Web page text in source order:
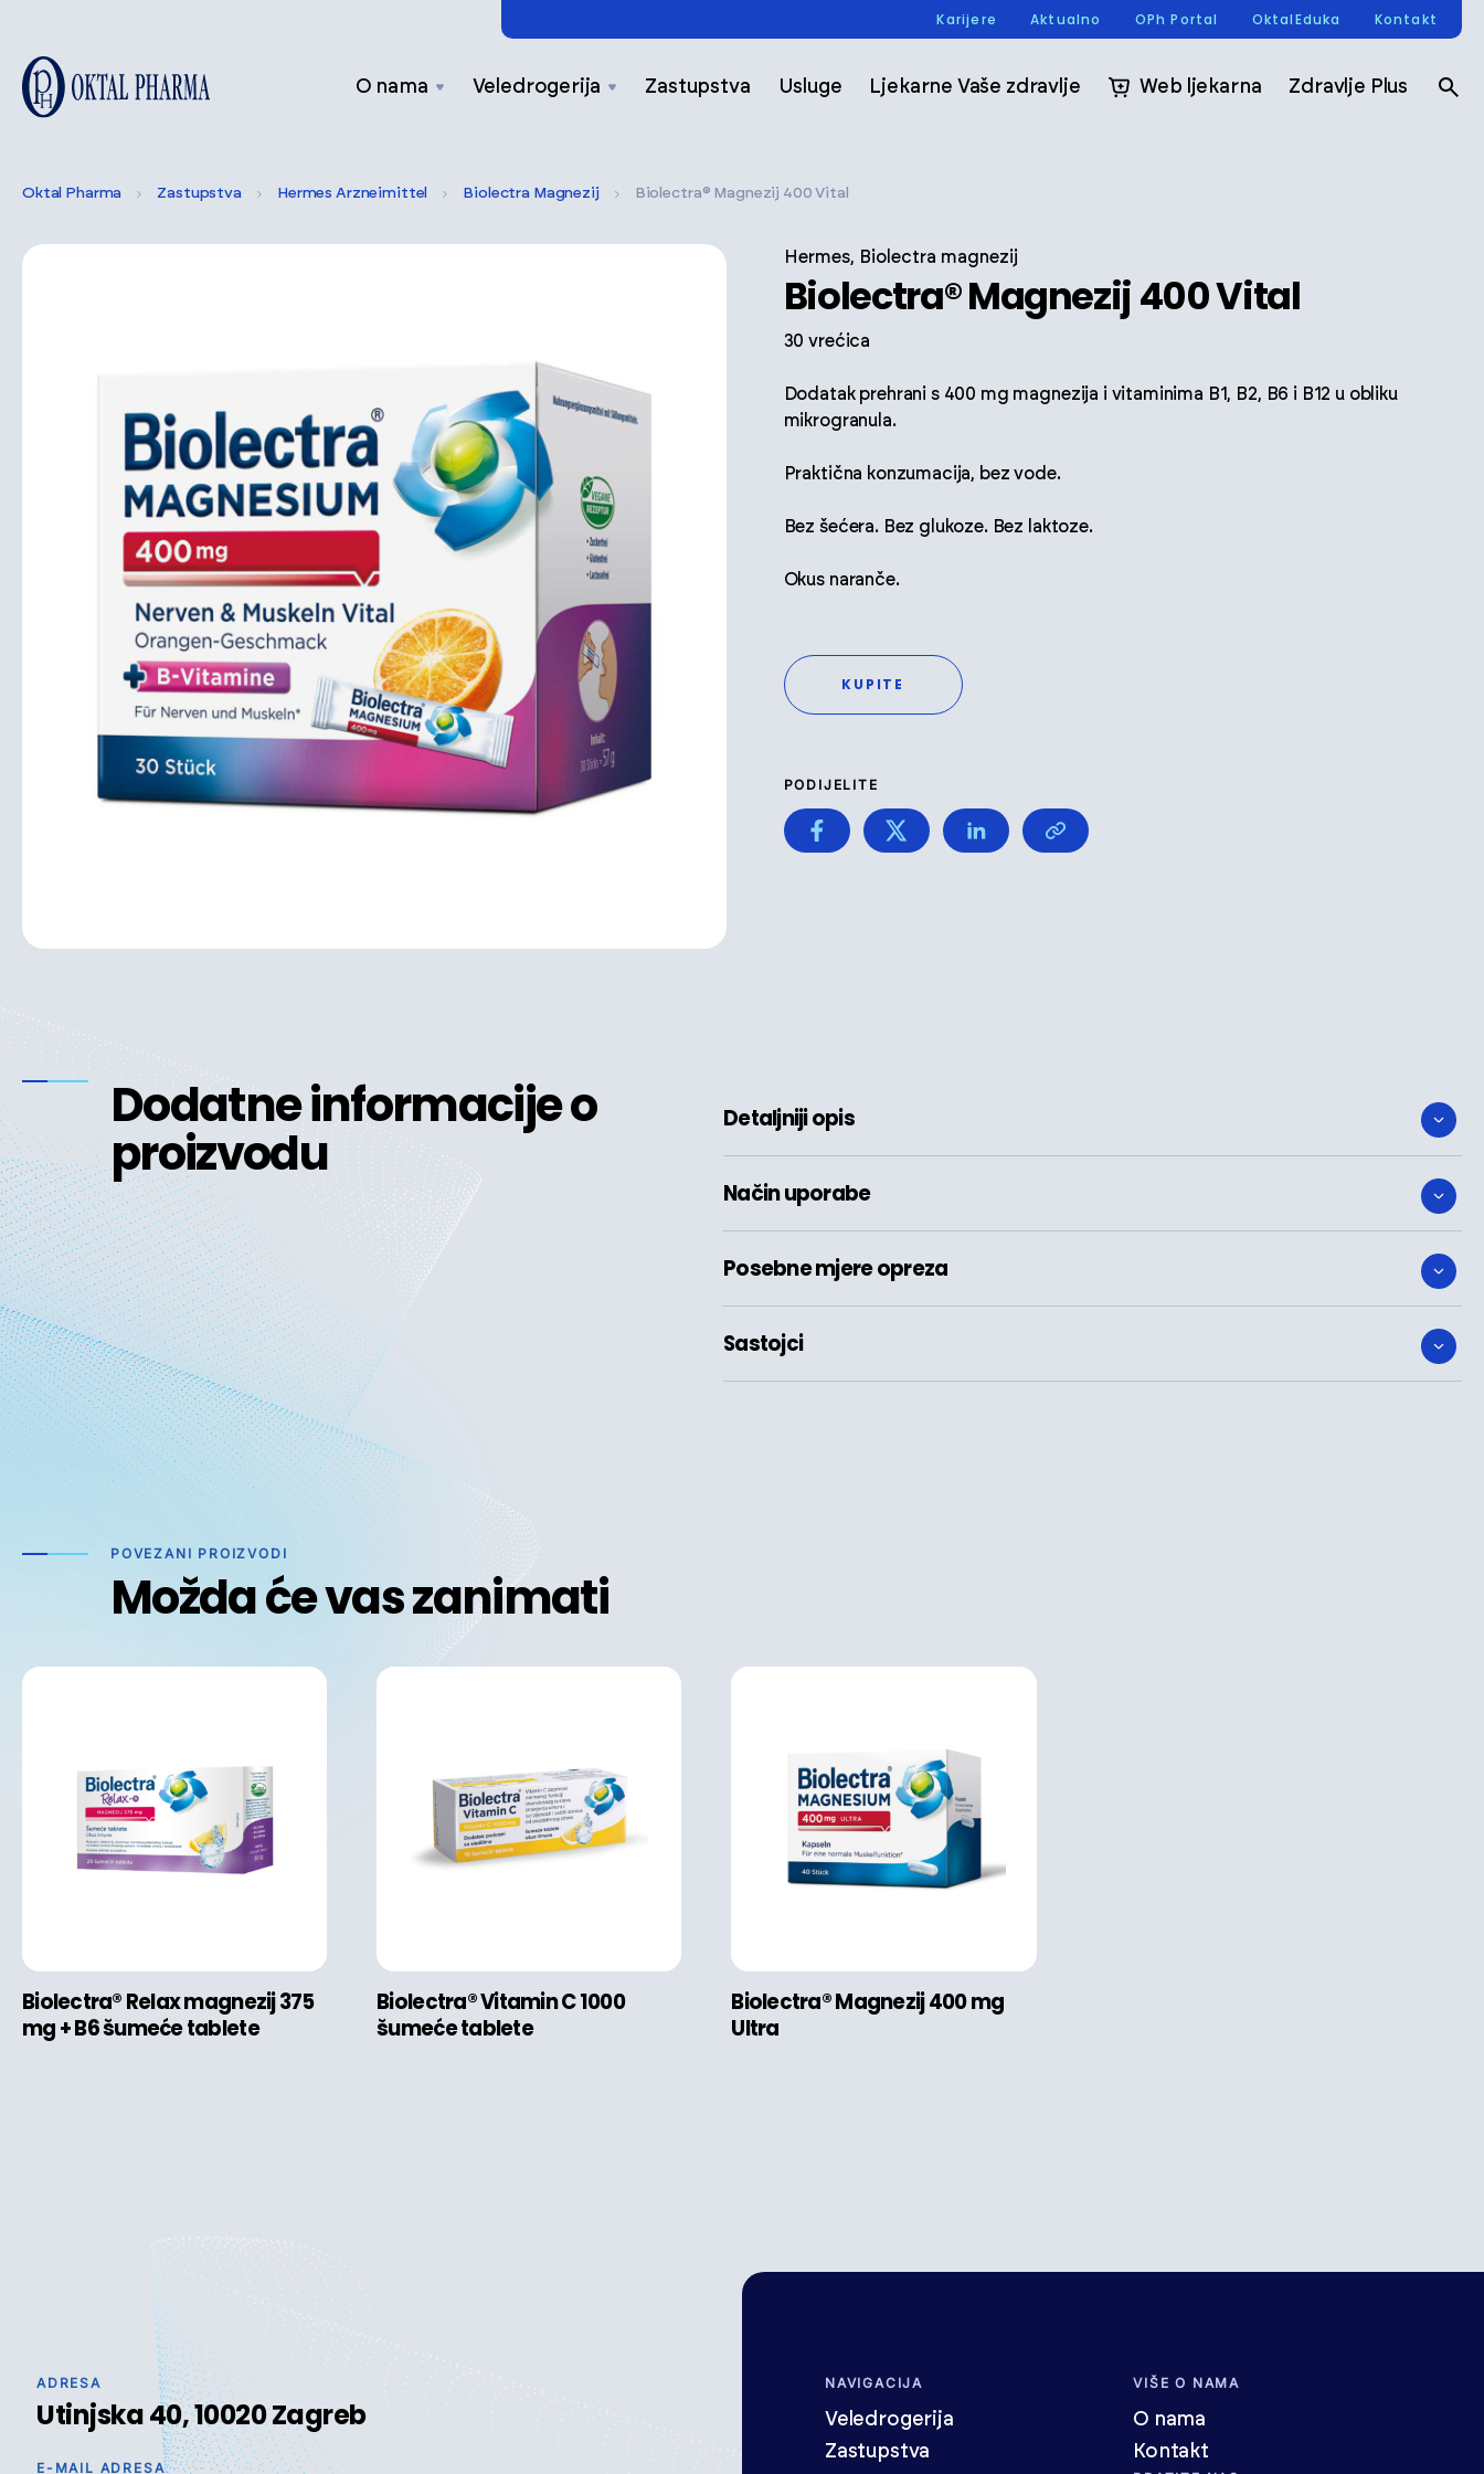
Karijere Aktualno OPh Portal OktalEduka Kontakt
O nama Veledrogerija Zastupstva Usluge Ljekarne Vaše zdravlje Web ljekarna Zdravlje Plus
Oktal Pharma Zastupstva Hermes Arzneimittel Biolectra Magnezij Biolectra® Magnezij 400 Vital
Hermes, Biolectra magnezij
Biolectra® Magnezij 400 Vital
30 vrećica
Dodatak prehrani s 400 mg magnezija i vitaminima B1, B2, B6 i B12 u obliku
mikrogranula.
Praktična konzumacija, bez vode.
Bez šećera. Bez glukoze. Bez laktoze.
Okus naranče.
KUPITE
PODIJELITE
Detaljniji opis
Način uporabe
Posebne mjere opreza
Sastojci
Dodatne informacije o
proizvodu
POVEZANI PROIZVODI
Možda će vas zanimati
Biolectra® Relax magnezij 375
mg + B6 šumeće tablete
Biolectra® Vitamin C 1000
šumeće tablete
Biolectra® Magnezij 400 mg
Ultra
ADRESA
Utinjska 40, 10020 Zagreb
E-MAIL ADRESA
NAVIGACIJA
Veledrogerija
Zastupstva
VIŠE O NAMA
O nama
Kontakt